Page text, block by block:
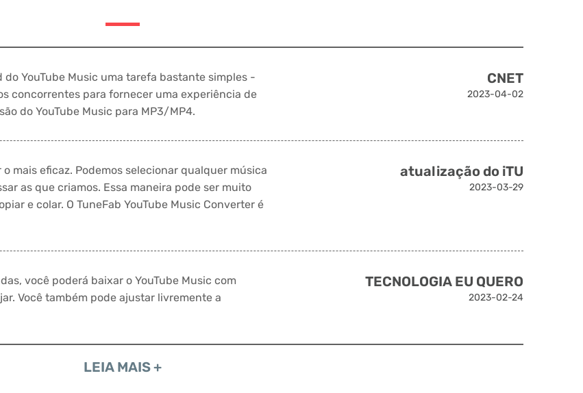
YouTube Music uma tarefa bastante simples -
concorrentes para fornecer uma experiência de
do YouTube Music para MP3/MP4.
CNET
2023-04-02
mais eficaz. Podemos selecionar qualquer música
as que criamos. Essa maneira pode ser muito
e colar. O TuneFab YouTube Music Converter é
atualização do iTU
2023-03-29
você poderá baixar o YouTube Music com
Você também pode ajustar livremente a
TECNOLOGIA EU QUERO
2023-02-24
LEIA MAIS +